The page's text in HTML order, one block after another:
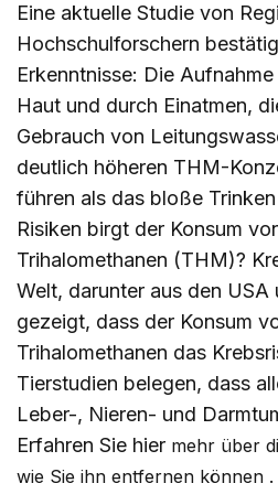
Eine aktuelle Studie von
Hochschulforschern
Erkenntnisse: Die
Haut und durch Einatmen,
Gebrauch von
deutlich höheren THM-
führen als das bloße
Risiken birgt der Konsum
Trihalomethanen (THM)?
Welt, darunter aus den USA
gezeigt, dass der Konsum
Trihalomethanen das
Tierstudien belegen, dass
Leber-, Nieren- und
Erfahren Sie hier mehr über
wie Sie ihn entfernen können .